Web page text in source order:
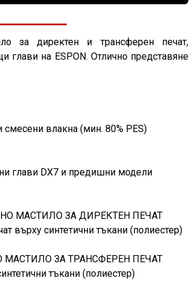
за директен и трансферен печат,
глави на ESPON. Отлично представяне
смесени влакна (мин. 80% PES)
глави DX7 и предишни модели
МАСТИЛО ЗА ДИРЕКТЕН ПЕЧАТ
върху синтетични тъкани (полиестер)
ЗА ТРАНСФЕРЕН ПЕЧАТ
тъкани (полиестер)